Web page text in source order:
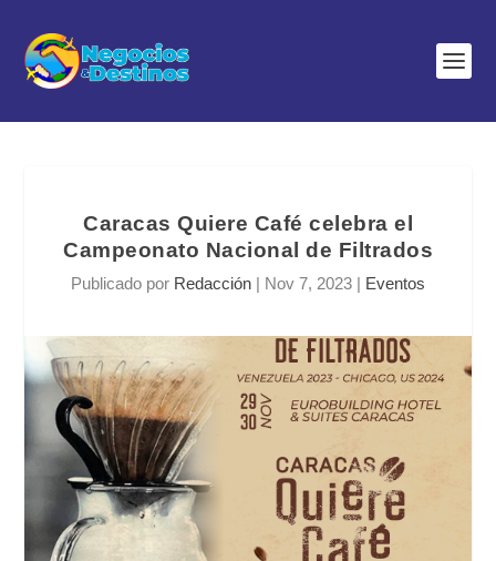
Caracas Quiere Café celebra el
Campeonato Nacional de Filtrados
Publicado por Redacción | Nov 7, 2023 | Eventos